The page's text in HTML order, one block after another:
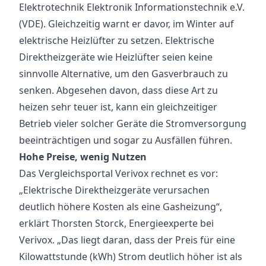
Elektrotechnik Elektronik Informationstechnik e.V.
(VDE). Gleichzeitig warnt er davor, im Winter auf
elektrische Heizlüfter zu setzen. Elektrische
Direktheizgeräte wie Heizlüfter seien keine
sinnvolle Alternative, um den Gasverbrauch zu
senken. Abgesehen davon, dass diese Art zu
heizen sehr teuer ist, kann ein gleichzeitiger
Betrieb vieler solcher Geräte die Stromversorgung
beeinträchtigen und sogar zu Ausfällen führen.
Hohe Preise, wenig Nutzen
Das Vergleichsportal Verivox rechnet es vor:
„Elektrische Direktheizgeräte verursachen
deutlich höhere Kosten als eine Gasheizung“,
erklärt Thorsten Storck, Energieexperte bei
Verivox. „Das liegt daran, dass der Preis für eine
Kilowattstunde (kWh) Strom deutlich höher ist als